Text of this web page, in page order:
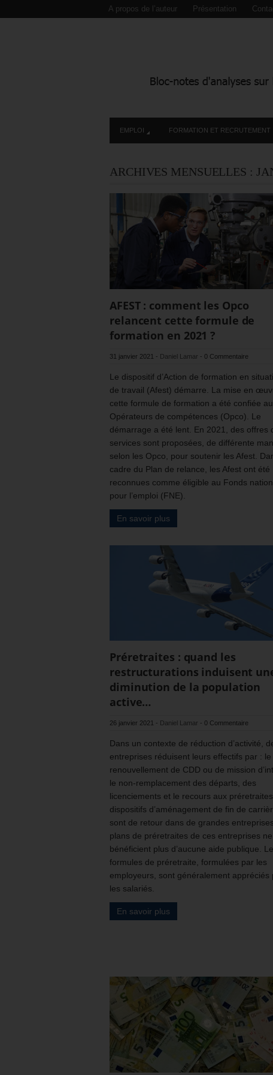
A propos de l’auteur Présentation
EMPLOI FORMATION ET RECRUTEMENT
ARCHIVES MENSUELLES :
AFEST : comment les Opco
relancent cette formule de
formation en 2021 ?
31 janvier 2021 - Daniel Lamar - 0 Commentaire
Le dispositif d’Action de formation en
de travail (Afest) démarre. La mise en
cette formule de formation a été confiée
Opérateurs de compétences (Opco). Le
démarrage a été lent. En 2021, des offres
services sont proposées, de différente
selon les Opco, pour soutenir les Afest.
cadre du Plan de relance, les Afest ont été
reconnues comme éligible au Fonds
pour l’emploi (FNE).
En savoir plus
Préretraites : quand les
restructurations induisent
diminution de la population
active…
26 janvier 2021 - Daniel Lamar - 0 Commentaire
Dans un contexte de réduction d’activité,
entreprises réduisent leurs effectifs par : le
renouvellement de CDD ou de mission
le non-remplacement des départs, des
licenciements et le recours aux
dispositifs d’aménagement de fin de
sont de retour dans de grandes
plans de préretraites de ces entreprises ne
bénéficient plus d’aucune aide publique.
formules de préretraite, formulées par les
employeurs, sont généralement appréciés
les salariés.
En savoir plus